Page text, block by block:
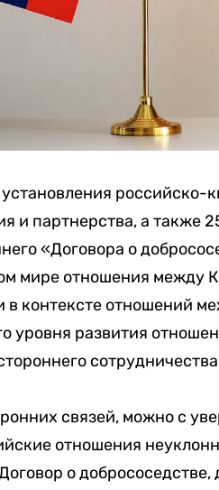
российско-
и партнерства, а также
«Договора о
мире отношения между
контексте отношений
уровня развития
связей, можно с
отношения
о добрососедстве,